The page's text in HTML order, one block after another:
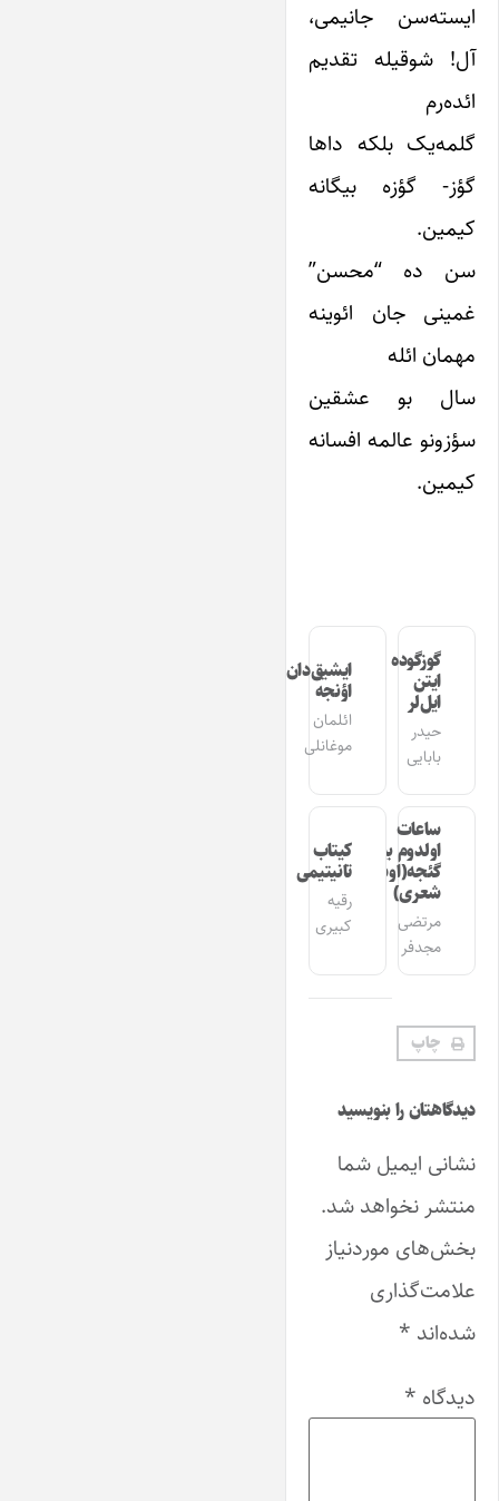
ایسته‌سن جانیمی،
آل! شوقیله تقدیم
ائده‌رم
گلمه‌یک بلکه داها
گؤز- گؤزه بیگانه
کیمین.
سن ده “محسن”
غمینی جان ائوینه
مهمان ائله
سال بو عشقین
سؤزونو عالمه افسانه
کیمین.
گوزگوده
ایتن
ایل‌لر
حیدر
بابایی
ایشیق‌دان
اؤنجه
ائلمان
موغانلی
ساعات
اولدوم بیر
گئجه(اوشاق
شعری)
مرتضی
مجدفر
کیتاب
تانیتیمی
رقیه
کبیری
چاپ
دیدگاهتان را بنویسید
نشانی ایمیل شما
منتشر نخواهد شد.
بخش‌های موردنیاز
علامت‌گذاری
شده‌اند *
دیدگاه *